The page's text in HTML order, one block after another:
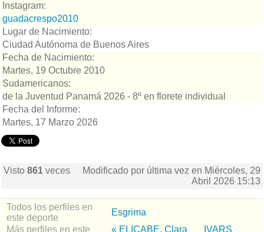
Instagram:
guadacrespo2010
Lugar de Nacimiento:
Ciudad Autónoma de Buenos Aires
Fecha de Nacimiento:
Martes, 19 Octubre 2010
Sudamericanos:
de la Juventud Panamá 2026 - 8º en florete individual
Fecha del Informe:
Martes, 17 Marzo 2026
Visto 861 veces
Modificado por última vez en Miércoles, 29
Abril 2026 15:13
Todos los perfiles en
este deporte
Esgrima
Más perfiles en este
« ELIÇABE, Clara IVARS